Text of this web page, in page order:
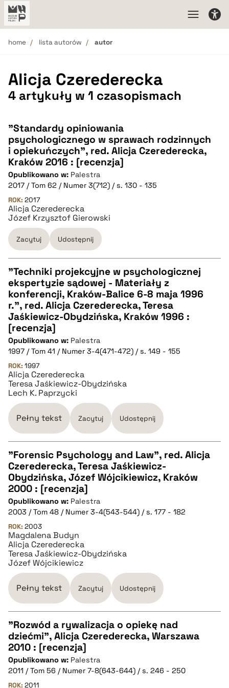
home lista autorów autor
Alicja Czerederecka
4 artykuły w 1 czasopismach
"Standardy opiniowania
psychologicznego w sprawach rodzinnych
i opiekuńczych", red. Alicja Czerederecka,
Kraków 2016 : [recenzja]
Opublikowano w: Palestra
2017 / Tom 62 / Numer 3(712) / s. 130 - 135
ROK: 2017
Alicja Czerederecka
Józef Krzysztof Gierowski
Zacytuj Udostępnij
CZYSTY TEKST
pobierz cytat
BIBTEX
pobierz cytat
"Techniki projekcyjne w psychologicznej
ekspertyzie sądowej - Materiały z
konferencji, Kraków-Balice 6-8 maja 1996
r.", red. Alicja Czerederecka, Teresa
Jaśkiewicz-Obydzińska, Kraków 1996 :
[recenzja]
Opublikowano w: Palestra
1997 / Tom 41 / Numer 3-4(471-472) / s. 149 - 155
ROK: 1997
Alicja Czerederecka
Teresa Jaśkiewicz-Obydzińska
Lech K. Paprzycki
Pełny tekst Zacytuj Udostępnij
CZYSTY TEKST
pobierz cytat
BIBTEX
pobierz cytat
"Forensic Psychology and Law", red. Alicja
Czerederecka, Teresa Jaśkiewicz-
Obydzińska, Józef Wójcikiewicz, Kraków
2000 : [recenzja]
Opublikowano w: Palestra
2003 / Tom 48 / Numer 3-4(543-544) / s. 177 - 182
ROK: 2003
Magdalena Budyn
Alicja Czerederecka
Teresa Jaśkiewicz-Obydzińska
Józef Wójcikiewicz
Pełny tekst Zacytuj Udostępnij
CZYSTY TEKST
pobierz cytat
"Rozwód a rywalizacja o opiekę nad
dziećmi", Alicja Czerederecka, Warszawa
2010 : [recenzja]
Opublikowano w: Palestra
2011 / Tom 56 / Numer 7-8(643-644) / s. 246 - 250
ROK: 2011